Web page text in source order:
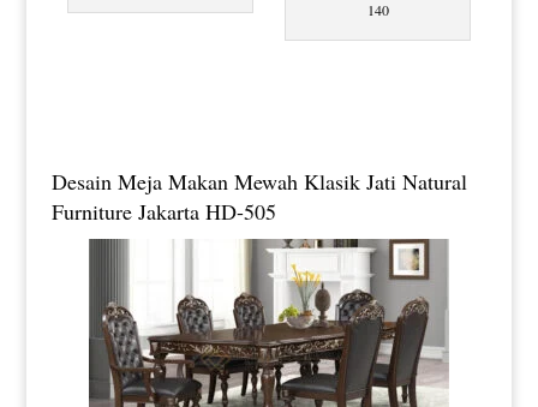
140
Desain Meja Makan Mewah Klasik Jati Natural
Furniture Jakarta HD-505